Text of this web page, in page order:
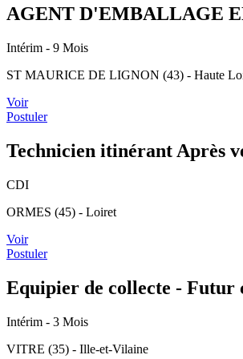
AGENT D'EMBALLAGE
Intérim - 9 Mois
ST MAURICE DE LIGNON (43) - Haute
Voir
Postuler
Technicien itinérant Après
CDI
ORMES (45) - Loiret
Voir
Postuler
Equipier de collecte - Futur
Intérim - 3 Mois
VITRE (35) - Ille-et-Vilaine